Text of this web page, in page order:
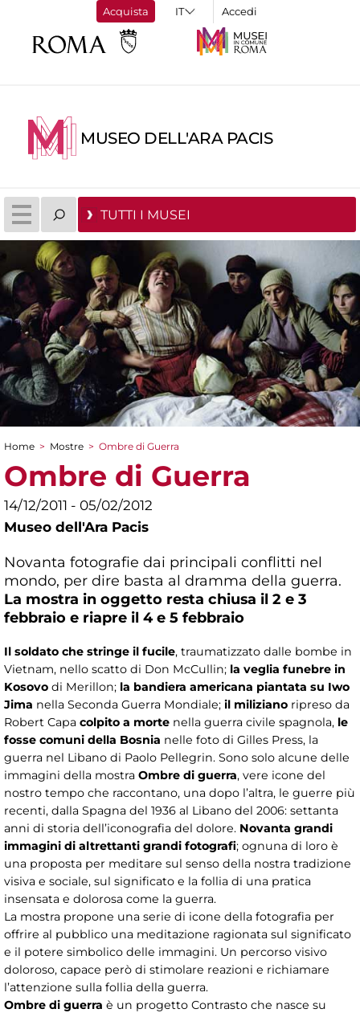
Acquista Accedi
MUSEO DELL'ARA PACIS
TUTTI I MUSEI
Tu sei qui
Home > Mostre > Ombre di Guerra
Ombre di Guerra
14/12/2011 - 05/02/2012
Museo dell'Ara Pacis
Novanta fotografie dai principali conflitti nel
mondo, per dire basta al dramma della guerra.
La mostra in oggetto resta chiusa il 2 e 3
febbraio e riapre il 4 e 5 febbraio
Il soldato che stringe il fucile, traumatizzato dalle bombe in
Vietnam, nello scatto di Don McCullin; la veglia funebre in
Kosovo di Merillon; la bandiera americana piantata su Iwo
Jima nella Seconda Guerra Mondiale; il miliziano ripreso da
Robert Capa colpito a morte nella guerra civile spagnola, le
fosse comuni della Bosnia nelle foto di Gilles Press, la
guerra nel Libano di Paolo Pellegrin. Sono solo alcune delle
immagini della mostra Ombre di guerra, vere icone del
nostro tempo che raccontano, una dopo l’altra, le guerre più
recenti, dalla Spagna del 1936 al Libano del 2006: settanta
anni di storia dell’iconografia del dolore. Novanta grandi
immagini di altrettanti grandi fotografi; ognuna di loro è
una proposta per meditare sul senso della nostra tradizione
visiva e sociale, sul significato e la follia di una pratica
insensata e dolorosa come la guerra.
La mostra propone una serie di icone della fotografia per
offrire al pubblico una meditazione ragionata sul significato
e il potere simbolico delle immagini. Un percorso visivo
doloroso, capace però di stimolare reazioni e richiamare
l’attenzione sulla follia della guerra.
Ombre di guerra è un progetto Contrasto che nasce su